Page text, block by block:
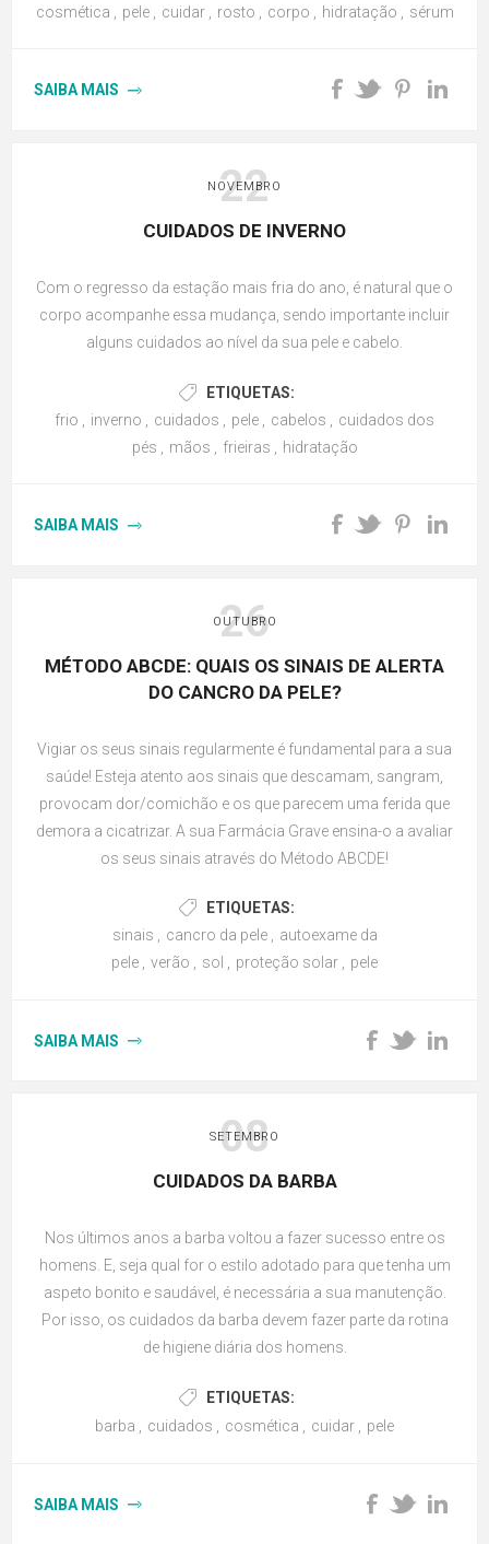
cosmética
pele cuidar rosto corpo hidratação sérum
SAIBA MAIS
22
NOVEMBRO
CUIDADOS DE INVERNO
Com o regresso da estação mais fria do ano, é natural que o
corpo acompanhe essa mudança, sendo importante incluir
alguns cuidados ao nível da sua pele e cabelo.
ETIQUETAS:
frio
inverno cuidados pele cabelos
cuidados dos
pés
mãos frieiras hidratação
SAIBA MAIS
26
OUTUBRO
MÉTODO ABCDE: QUAIS OS SINAIS DE ALERTA
DO CANCRO DA PELE?
Vigiar os seus sinais regularmente é fundamental para a sua
saúde! Esteja atento aos sinais que descamam, sangram,
provocam dor/comichão e os que parecem uma ferida que
demora a cicatrizar. A sua Farmácia Grave ensina-o a avaliar
os seus sinais através do Método ABCDE!
ETIQUETAS:
sinais , cancro da pele , autoexame da
pele , verão , sol , proteção solar , pele
SAIBA MAIS
08
SETEMBRO
CUIDADOS DA BARBA
Nos últimos anos a barba voltou a fazer sucesso entre os
homens. E, seja qual for o estilo adotado para que tenha um
aspeto bonito e saudável, é necessária a sua manutenção.
Por isso, os cuidados da barba devem fazer parte da rotina
de higiene diária dos homens.
ETIQUETAS:
barba
cuidados cosmética cuidar pele
SAIBA MAIS